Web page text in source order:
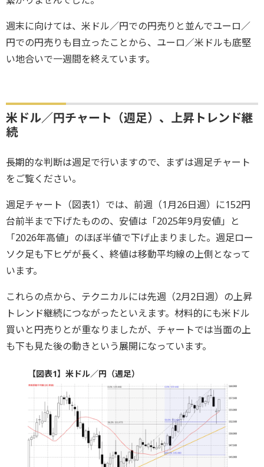
週末に向けては、米ドル／円での円売りと並んでユーロ／
円での円売りも目立ったことから、ユーロ／米ドルも底堅
い地合いで一週間を終えています。
米ドル／円チャート（週足）、上昇トレンド継
続
長期的な判断は週足で行いますので、まずは週足チャート
をご覧ください。
週足チャート（図表1）では、前週（1月26日週）に152円
台前半まで下げたものの、安値は「2025年9月安値」と
「2026年高値」のほぼ半値で下げ止まりました。週足ロー
ソク足も下ヒゲが長く、終値は移動平均線の上側となって
います。
これらの点から、テクニカルには先週（2月2日週）の上昇
トレンド継続につながったといえます。材料的にも米ドル
買いと円売りとが重なりましたが、チャートでは当面の上
も下も見た後の動きという展開になっています。
【図表1】米ドル／円（週足）